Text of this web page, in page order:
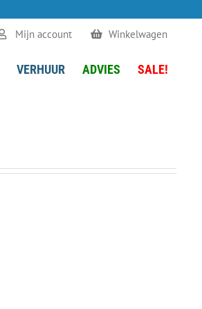
Mijn account Winkelwagen
VERHUUR ADVIES SALE!